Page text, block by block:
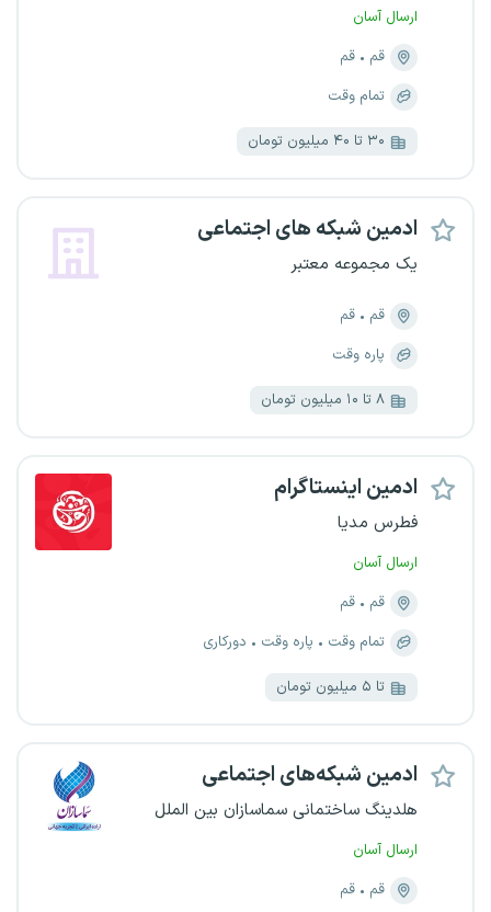
ارسال آسان
قم
قم
تمام وقت
۳۰ تا ۴۰ میلیون تومان
ادمین شبکه های اجتماعی
یک مجموعه معتبر
قم
قم
پاره وقت
۸ تا ۱۰ میلیون تومان
ادمین اینستاگرام
فطرس مدیا
ارسال آسان
قم
قم
تمام وقت
پاره وقت دورکاری
تا ۵ میلیون تومان
ادمین شبکه‌های اجتماعی
هلدینگ ساختمانی سماسازان بین الملل
ارسال آسان
قم
قم